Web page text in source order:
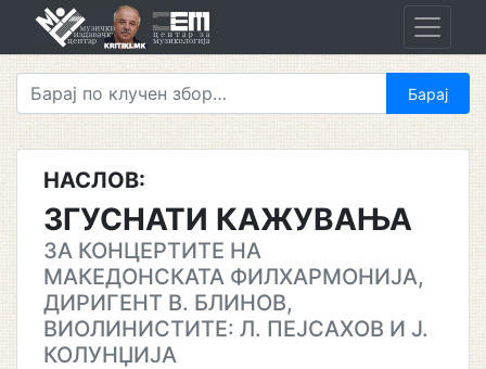
НАСЛОВ:
ЗГУСНАТИ КАЖУВАЊА
ЗА КОНЦЕРТИТЕ НА
МАКЕДОНСКАТА ФИЛХАРМОНИЈА,
ДИРИГЕНТ В. БЛИНОВ,
ВИОЛИНИСТИТЕ: Л. ПЕЈСАХОВ И Ј.
КОЛУНЏИЈА